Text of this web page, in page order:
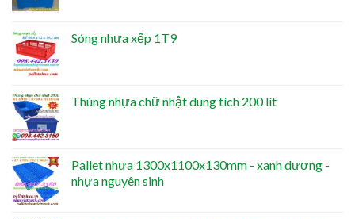
Sóng nhựa xếp 1T9
Thùng nhựa chữ nhật dung tích 200 lít
Pallet nhựa 1300x1100x130mm - xanh dương -
nhựa nguyên sinh